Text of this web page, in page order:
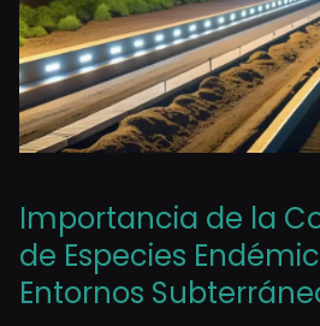
Importancia de la
de Especies
Entornos